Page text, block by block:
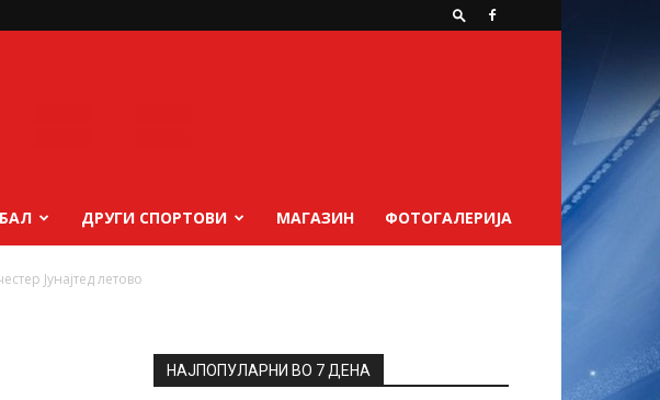
ДРУГИ СПОРТОВИ МАГАЗИН ФОТОГАЛЕРИЈА
Јунајтед летово
НАЈПОПУЛАРНИ ВО 7 ДЕНА